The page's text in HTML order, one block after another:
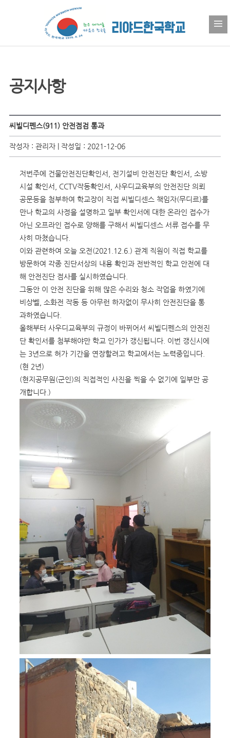
공지사항
씨빌디펜스(911) 안전점검 통과
작성자 : 관리자 | 작성일 : 2021-12-06
저번주에 건물안전진단확인서, 전기설비 안전진단 확인서, 소방
시설 확인서, CCTV작동확인서, 사우디교육부의 안전진단 의뢰
공문등을 첨부하여 학교장이 직접 씨빌디센스 책임자(무디르)를
만나 학교의 사정을 설명하고 일부 확인서에 대한 온라인 접수가
아닌 오프라인 접수로 양해를 구해서 씨빌디센스 서류 접수를 무
사히 마쳤습니다.
이와 관련하여 오늘 오전(2021.12.6.) 관계 직원이 직접 학교를
방문하여 각종 진단서상의 내용 확인과 전반적인 학교 안전에 대
해 안전진단 점사를 실시하였습니다.
그동안 이 안전 진단을 위해 많은 수리와 청소 작업을 하였기에
비상벨, 소화전 작동 등 아무런 하자없이 무사히 안전진단을 통
과하였습니다.
올해부터 사우디교육부의 규정이 바뀌어서 씨빌디펜스의 안전진
단 확인서를 첨부해야만 학교 인가가 갱신됩니다. 이번 갱신시에
는 3년으로 허가 기간을 연장할려고 학교에서는 노력중입니다.
(현 2년)
(현지공무원(군인)의 직접적인 사진을 찍을 수 없기에 일부만 공
개합니다.)